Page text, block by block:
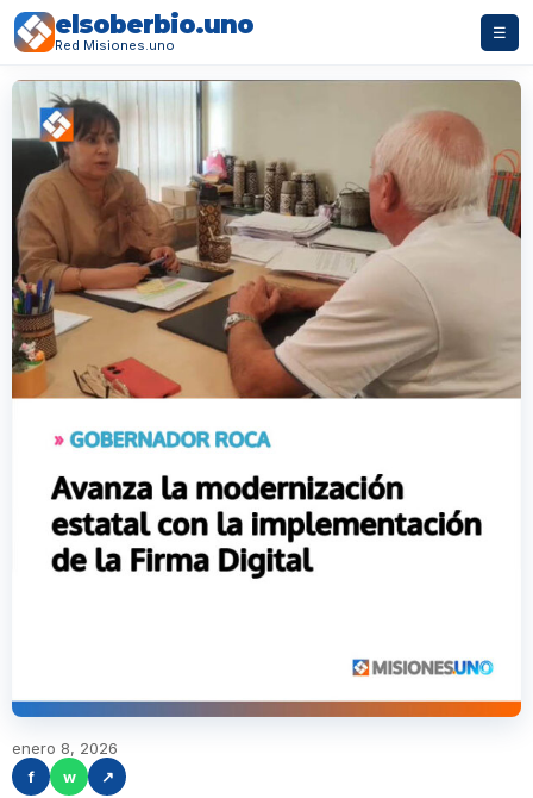
elsoberbio.uno
Red Misiones.uno
☰
enero 8, 2026
f
w ↗